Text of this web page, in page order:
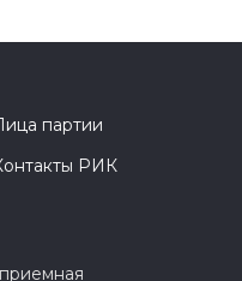
партии
РИК